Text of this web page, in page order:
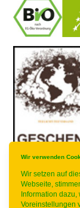
Wir verwenden
Wir setzen auf
Webseite,
Information
Voreinstellungen